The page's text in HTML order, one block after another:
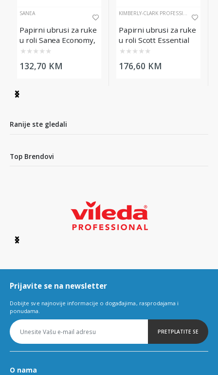
SANEA
Papirni ubrusi za ruke
u roli Sanea Economy,
6x285m
★ ★ ★ ★ ★
132,70 KM
KIMBERLY-CLARK PROFESSIONAL
Papirni ubrusi za ruke
u roli Scott Essential
Slimroll, 6 x 190m
★ ★ ★ ★ ★
176,60 KM
Item
2
Ranije ste gledali
Top Brendovi
Item
6
Prijavite se na newsletter
Dobijte sve najnovije informacije o događajima, rasprodajama i
ponudama.
PRETPLATITE SE
O nama